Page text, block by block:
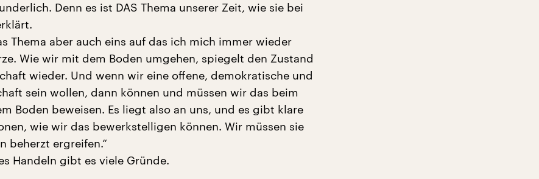
Denn es ist DAS Thema unserer Zeit, wie sie bei
Thema aber auch eins auf das ich mich immer wieder
Wie wir mit dem Boden umgehen, spiegelt den Zustand
wieder. Und wenn wir eine offene, demokratische und
sein wollen, dann können und müssen wir das beim
Boden beweisen. Es liegt also an uns, und es gibt klare
wie wir das bewerkstelligen können. Wir müssen sie
beherzt ergreifen.“
Handeln gibt es viele Gründe.